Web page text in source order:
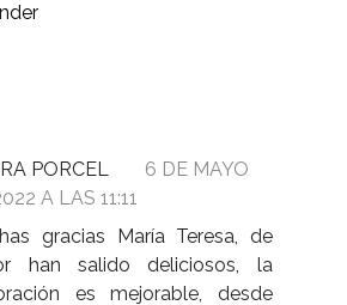
PORCEL
6 DE MAYO
A LAS 11:11
gracias María Teresa, de
han salido deliciosos, la
es mejorable, desde